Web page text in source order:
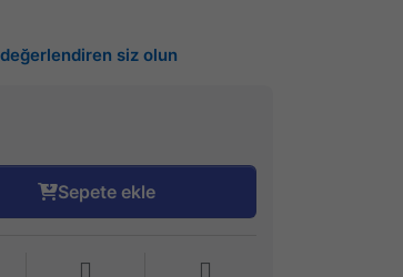
siz olun
Sepete ekle